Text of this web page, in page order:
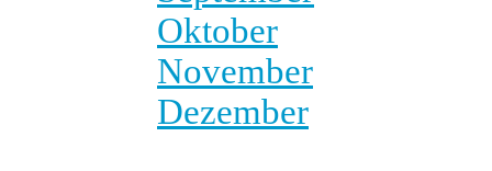
Oktober
November
Dezember